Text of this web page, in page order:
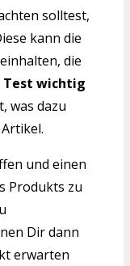
solltest,
kann die
die
Test wichtig
was dazu
und einen
Produkts zu
Dir dann
erwarten